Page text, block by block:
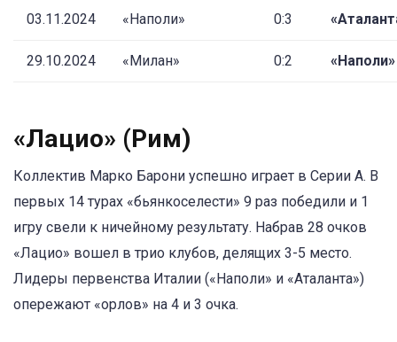
03.11.2024 «Наполи» 0:3
29.10.2024 «Милан» 0:2 «Наполи»
«Лацио» (Рим)
Коллектив Марко Барони успешно играет в Серии A. В
первых 14 турах «бьянкоселести» 9 раз победили и 1
игру свели к ничейному результату. Набрав 28 очков
«Лацио» вошел в трио клубов, делящих 3-5 место.
Лидеры первенства Италии («Наполи» и «Аталанта»)
опережают «орлов» на 4 и 3 очка.